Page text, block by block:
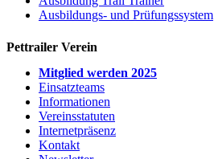
Ausbildungs- und Prüfungssystem
Pettrailer Verein
Mitglied werden 2025
Einsatzteams
Informationen
Vereinsstatuten
Internetpräsenz
Kontakt